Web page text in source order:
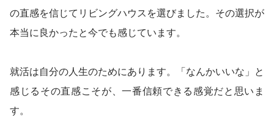
の直感を信じてリビングハウスを選びました。その選択が
本当に良かったと今でも感じています。
就活は自分の人生のためにあります。「なんかいいな」と
感じるその直感こそが、一番信頼できる感覚だと思いま
す。